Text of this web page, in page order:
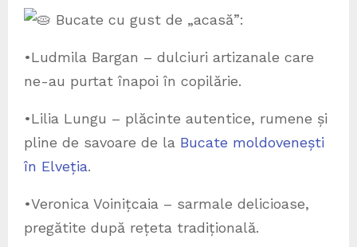
Bucate cu gust de „acasă”:
•Ludmila Bargan – dulciuri artizanale care
ne-au purtat înapoi în copilărie.
•Lilia Lungu – plăcinte autentice, rumene și
pline de savoare de la Bucate moldovenești
în Elveția.
•Veronica Voinițcaia – sarmale delicioase,
pregătite după rețeta tradițională.